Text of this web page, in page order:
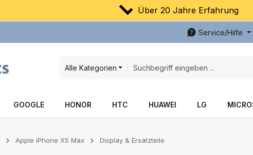
Über 20 Jahre Erfahrung
Service/Hilfe
Alle Kategorien
GOOGLE HONOR HTC HUAWEI LG
Apple iPhone XS Max Display & Ersatzteile